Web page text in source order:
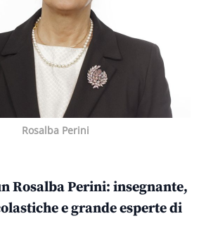
Rosalba Perini
Rosalba Perini: insegnante,
e grande esperte di